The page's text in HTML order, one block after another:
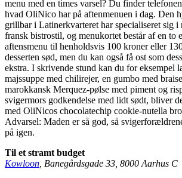
menu med en times varsel? Du finder
hvad OliNico har på aftenmenuen i dag. Den
grillbar i Latinerkvarteret har specialiseret sig
fransk bistrostil, og menukortet består af en to
aftensmenu til henholdsvis 100 kroner eller
desserten sød, men du kan også få ost som
ekstra. I skrivende stund kan du for eksempel
majssuppe med chilirejer, en gumbo med
marokkansk Merquez-pølse med piment og
svigermors godkendelse med lidt sødt, bliver
med OliNicos chocolatechip cookie-nutella
Advarsel: Maden er så god, så
på igen.
Til et stramt budget
Kowloon, Banegårdsgade 33, 8000 Aarhus C